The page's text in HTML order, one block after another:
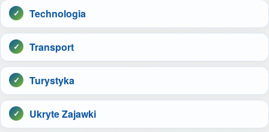
Technologia
Transport
Turystyka
Ukryte Zajawki